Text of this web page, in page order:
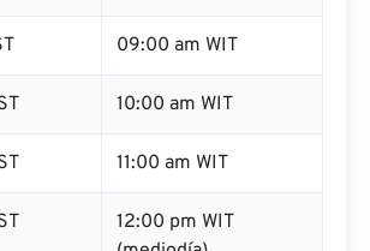
09:00 am WIT
10:00 am WIT
11:00 am WIT
12:00 pm WIT